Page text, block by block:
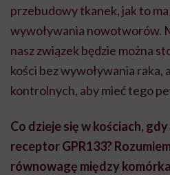
przebudowy tkanek, jak to
wywoływania nowotworów.
nasz związek będzie można
kości bez wywoływania raka,
kontrolnych, aby mieć tego
Co dzieje się w kościach,
receptor GPR133?
równowagę między